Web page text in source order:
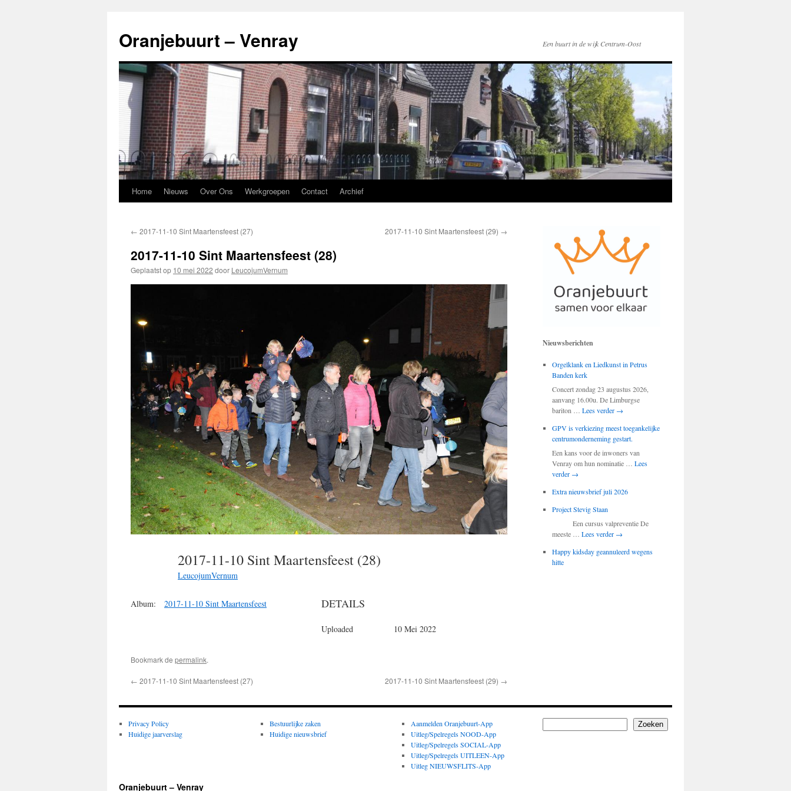
de
inhoud
Oranjebuurt – Venray Een buurt in de wijk Centrum-Oost
Home Nieuws Over Ons Werkgroepen Contact Archief
← 2017-11-10 Sint Maartensfeest (27) 2017-11-10 Sint Maartensfeest (29) →
2017-11-10 Sint Maartensfeest (28)
Geplaatst op 10 mei 2022 door LeucojumVernum
2017-11-10 Sint Maartensfeest (28)
LeucojumVernum
Album: 2017-11-10 Sint Maartensfeest DETAILS
Uploaded 10 Mei 2022
Bookmark de permalink.
← 2017-11-10 Sint Maartensfeest (27) 2017-11-10 Sint Maartensfeest (29) →
Nieuwsberichten
Orgelklank en Liedkunst in Petrus
Banden kerk
Concert zondag 23 augustus 2026,
aanvang 16.00u. De Limburgse
bariton … Lees verder →
GPV is verkiezing meest toegankelijke
centrumonderneming gestart.
Een kans voor de inwoners van
Venray om hun nominatie … Lees
verder →
Extra nieuwsbrief juli 2026
Project Stevig Staan
Een cursus valpreventie De
meeste … Lees verder →
Happy kidsday geannuleerd wegens
hitte
Privacy Policy
Huidige jaarverslag
Bestuurlijke zaken
Huidige nieuwsbrief
Aanmelden Oranjebuurt-App
Uitleg/Spelregels NOOD-App
Uitleg/Spelregels SOCIAL-App
Uitleg/Spelregels UITLEEN-App
Uitleg NIEUWSFLITS-App
Zoeken
Oranjebuurt – Venray